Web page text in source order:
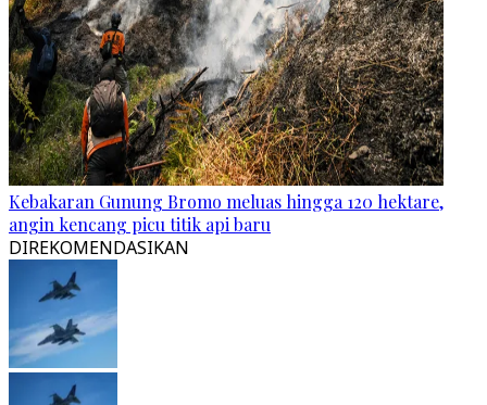
Kebakaran Gunung Bromo meluas hingga 120 hektare,
angin kencang picu titik api baru
DIREKOMENDASIKAN